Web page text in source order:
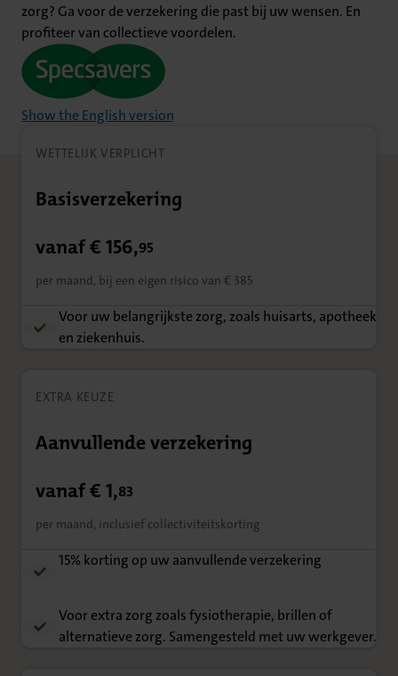
zorg? Ga voor de verzekering die past bij uw wensen. En
profiteer van collectieve voordelen.
Show the English version
WETTELIJK VERPLICHT
Basisverzekering
vanaf € 156,95
per maand, bij een eigen risico van € 385
Voor uw belangrijkste zorg, zoals huisarts, apotheek
en ziekenhuis.
EXTRA KEUZE
Aanvullende verzekering
vanaf € 1,83
per maand, inclusief collectiviteitskorting
15% korting op uw aanvullende verzekering
Voor extra zorg zoals fysiotherapie, brillen of
alternatieve zorg. Samengesteld met uw werkgever.